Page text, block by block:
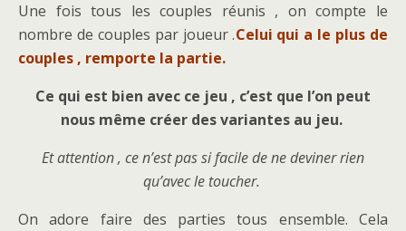
Une fois tous les couples réunis , on compte le
nombre de couples par joueur .Celui qui a le plus de
couples , remporte la partie.
Ce qui est bien avec ce jeu , c’est que l’on peut
nous même créer des variantes au jeu.
Et attention , ce n’est pas si facile de ne deviner rien
qu’avec le toucher.
On adore faire des parties tous ensemble. Cela